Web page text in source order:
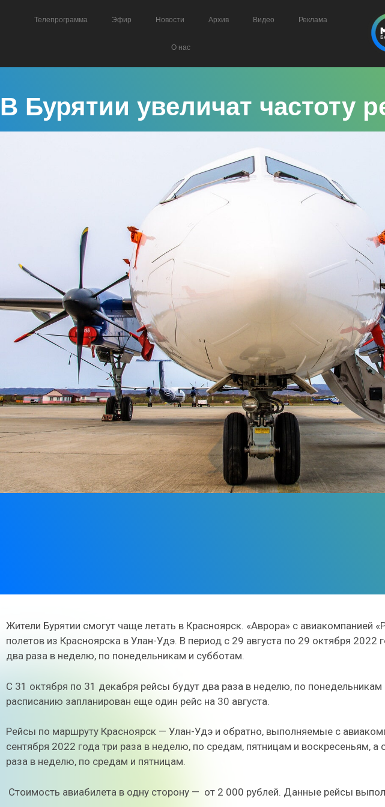
Телепрограмма Эфир Новости Архив Видео Реклама
О нас
В Бурятии увеличат частоту
Жители Бурятии смогут чаще летать в Красноярск. «Аврора» с авиакомпанией
полетов из Красноярска в Улан-Удэ. В период с 29 августа по 29 октября 2022
два раза в неделю, по понедельникам и субботам.
С 31 октября по 31 декабря рейсы будут два раза в неделю, по понедельникам
расписанию запланирован еще один рейс на 30 августа.
Рейсы по маршруту Красноярск — Улан-Удэ и обратно, выполняемые с
сентября 2022 года три раза в неделю, по средам, пятницам и воскресеньям,
раза в неделю, по средам и пятницам.
Стоимость авиабилета в одну сторону — от 2 000 рублей. Данные рейсы